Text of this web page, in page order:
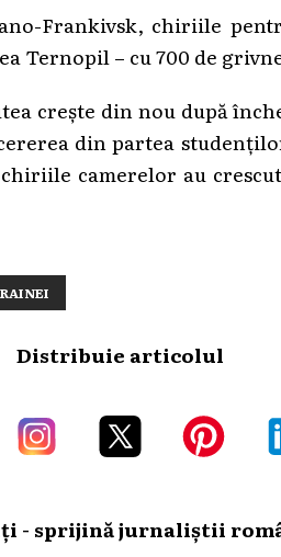
Frankivsk, chiriile
Ternopil – cu 700 de
crește din nou după
din partea
camerelor au
Distribuie articolul
- sprijină jurnaliștii